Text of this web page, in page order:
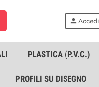
person Accedi
PLASTICA (P.V.C.)
PROFILI SU DISEGNO